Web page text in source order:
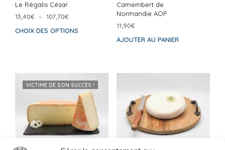
Le Régalis César
13,40€ – 107,70€Plage
prix :
CHOIX DES OPTIONS
produit
variations.
peuvent
choisies
sur
Camembert de
Normandie AOP
11,90€
AJOUTER AU PANIER
VICTIME DE SON SUCCÈS !